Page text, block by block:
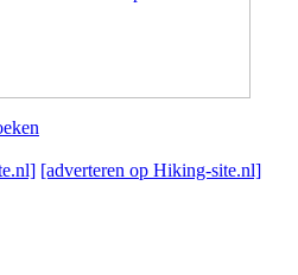
[adverteren op Hiking-site.nl]